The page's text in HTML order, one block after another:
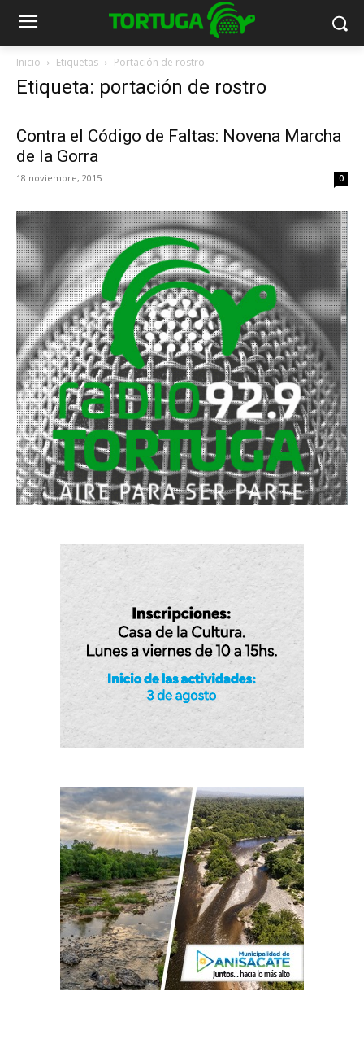
Inicio Etiquetas Portación de rostro
Etiqueta: portación de rostro
Contra el Código de Faltas: Novena Marcha
de la Gorra
18 noviembre, 2015 0